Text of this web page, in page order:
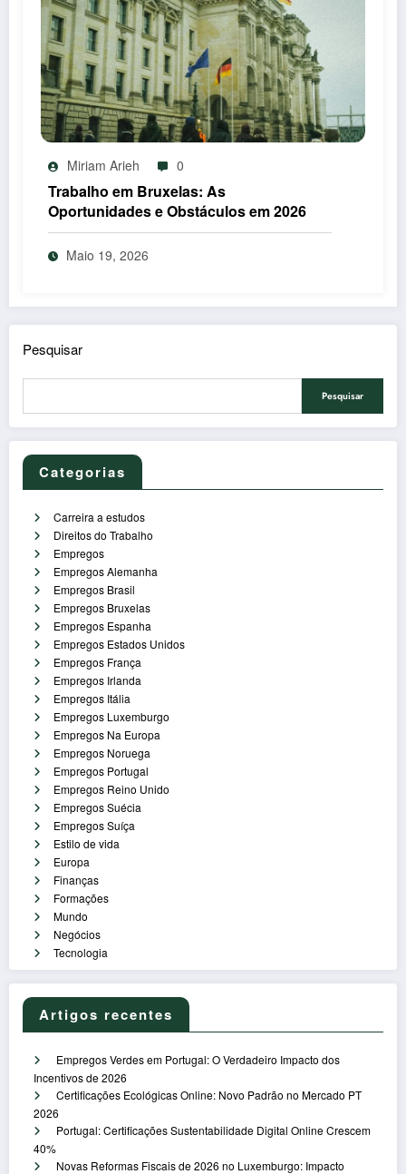
Miriam Arieh 0
Trabalho em Bruxelas: As
Oportunidades e Obstáculos em 2026
Maio 19, 2026
Pesquisar
Pesquisar
Categorias
Carreira a estudos
Direitos do Trabalho
Empregos
Empregos Alemanha
Empregos Brasil
Empregos Bruxelas
Empregos Espanha
Empregos Estados Unidos
Empregos França
Empregos Irlanda
Empregos Itália
Empregos Luxemburgo
Empregos Na Europa
Empregos Noruega
Empregos Portugal
Empregos Reino Unido
Empregos Suécia
Empregos Suíça
Estilo de vida
Europa
Finanças
Formações
Mundo
Negócios
Tecnologia
Artigos recentes
Empregos Verdes em Portugal: O Verdadeiro Impacto dos
Incentivos de 2026
Certificações Ecológicas Online: Novo Padrão no Mercado PT
2026
Portugal: Certificações Sustentabilidade Digital Online Crescem
40%
Novas Reformas Fiscais de 2026 no Luxemburgo: Impacto